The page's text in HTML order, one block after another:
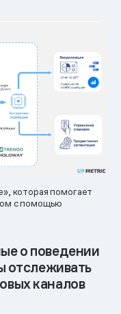
которая помогает
с помощью
о поведении
отслеживать
каналов